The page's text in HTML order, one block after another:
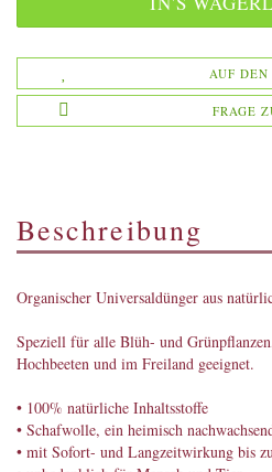
AUF
FRAGE
Beschreibung
Organischer Universaldünger aus
Speziell für alle Blüh- und
Hochbeeten und im Freiland geeignet.
• 100% natürliche Inhaltsstoffe
• Schafwolle, ein heimisch
• mit Sofort- und Langzeitwirkung bis